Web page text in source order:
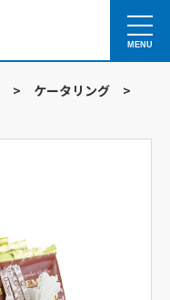
MENU
> ケータリング
>